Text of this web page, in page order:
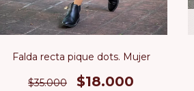
Falda recta pique dots. Mujer
$35.000 $18.000